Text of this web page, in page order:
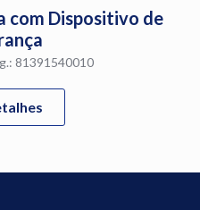
com Dispositivo de
81391540010